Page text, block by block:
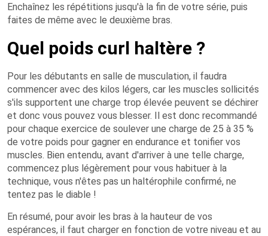
Enchaînez les répétitions jusqu'à la fin de votre série, puis
faites de même avec le deuxième bras.
Quel poids curl haltère ?
Pour les débutants en salle de musculation, il faudra
commencer avec des kilos légers, car les muscles sollicités
s'ils supportent une charge trop élevée peuvent se déchirer
et donc vous pouvez vous blesser. Il est donc recommandé
pour chaque exercice de soulever une charge de 25 à 35 %
de votre poids pour gagner en endurance et tonifier vos
muscles. Bien entendu, avant d'arriver à une telle charge,
commencez plus légèrement pour vous habituer à la
technique, vous n'êtes pas un haltérophile confirmé, ne
tentez pas le diable !
En résumé, pour avoir les bras à la hauteur de vos
espérances, il faut charger en fonction de votre niveau et au